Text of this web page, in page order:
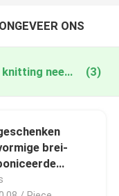
ONGEVEER ONS
hand woven bamboo circular knitting needles online fabricage (3)
brei-